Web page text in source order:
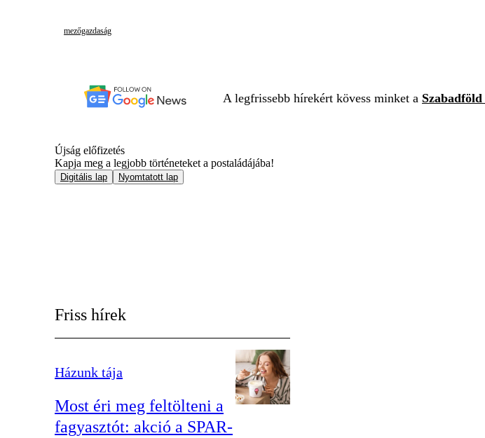
mezőgazdaság
A legfrissebb hírekért kövess minket a Szabadföld
Újság előfizetés
Kapja meg a legjobb történeteket a postaládájába!
Digitális lap Nyomtatott lap
Friss hírek
Házunk tája
Most éri meg feltölteni a
fagyasztót: akció a SPAR-